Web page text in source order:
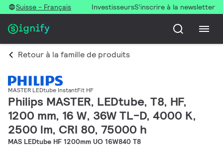
Suisse - Français InvestisseursS’inscrire à la newsletter
Retour à la famille de produits
MASTER LEDtube InstantFit HF
Philips MASTER, LEDtube, T8, HF,
1200 mm, 16 W, 36W TL-D, 4000 K,
2500 lm, CRI 80, 75000 h
MAS LEDtube HF 1200mm UO 16W840 T8